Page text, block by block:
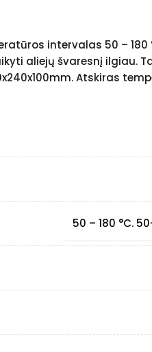
intervalas 50 – 180
aliejų švaresnį ilgiau.
Atskiras
50 – 180 °C.